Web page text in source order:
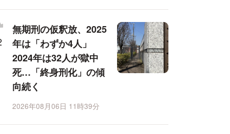
無期刑の仮釈放、2025
年は「わずか4人」
2024年は32人が獄中
死…「終身刑化」の傾
向続く
2026年08月06日 11時39分